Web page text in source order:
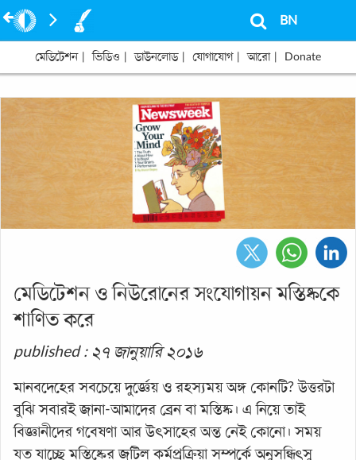
BN
মেডিটেশন ভিডিও ডাউনলোড যোগাযোগ আরো Donate
মেডিটেশন ও নিউরোনের সংযোগায়ন মস্তিষ্ককে
শাণিত করে
published : ২৭ জানুয়ারি ২০১৬
মানবদেহের সবচেয়ে দুর্জ্ঞেয় ও রহস্যময় অঙ্গ কোনটি? উত্তরটা
বুঝি সবারই জানা-আমাদের ব্রেন বা মস্তিষ্ক। এ নিয়ে তাই
বিজ্ঞানীদের গবেষণা আর উৎসাহের অন্ত নেই কোনো। সময়
যত যাচ্ছে মস্তিষ্কের জটিল কর্মপ্রক্রিয়া সম্পর্কে অনুসন্ধিৎসু